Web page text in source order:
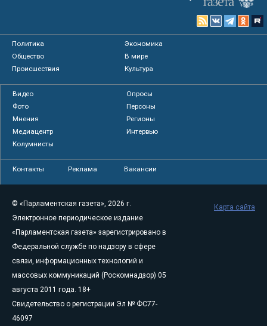
Политика
Экономика
Общество
В мире
Происшествия
Культура
Видео
Опросы
Фото
Персоны
Мнения
Регионы
Медиацентр
Интервью
Колумнисты
Контакты Реклама Вакансии
© «Парламентская газета», 2026 г.
Электронное периодическое издание
«Парламентская газета» зарегистрировано в
Федеральной службе по надзору в сфере
связи, информационных технологий и
массовых коммуникаций (Роскомнадзор) 05
августа 2011 года. 18+
Свидетельство о регистрации Эл № ФС77-
46097
Карта сайта